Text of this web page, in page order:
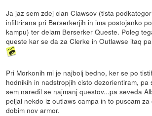
Ja jaz sem zdej clan Clawsov (tista
infiltrirana pri Berserkerjih in ima postojanko
kampu) ter delam Berserker Queste. Poleg
queste kar se da za Clerke in Outlawse itaq
Pri Morkonih mi je najbolj bedno, ker se po
hodnikih in nadstropjih cisto dezorientiram, pa
sem naredil se najmanj questov...pa seveda
peljal nekdo iz outlaws campa in to puscam
dobim nov armor.